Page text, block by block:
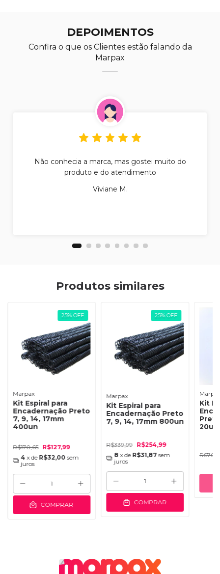
DEPOIMENTOS
Confira o que os Clientes estão falando da
Marpax
Não conhecia a marca, mas gostei muito do
produto e do atendimento
Viviane M.
Produtos similares
25%OFF
Marpax
Kit Espiral para
Encadernação Preto
7, 9, 14, 17mm
400un
R$170,65
R$127,99
4 x de R$32,00 sem
juros
COMPRAR
25%OFF
Marpax
Kit Espiral para
Encadernação Preto
7, 9, 14, 17mm 800un
R$339,99 R$254,99
8 x de R$31,87 sem
juros
COMPRAR
Kit
20un